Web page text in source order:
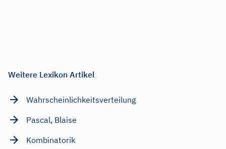
Weitere Lexikon Artikel
Wahrscheinlichkeitsverteilung
Pascal, Blaise
Kombinatorik